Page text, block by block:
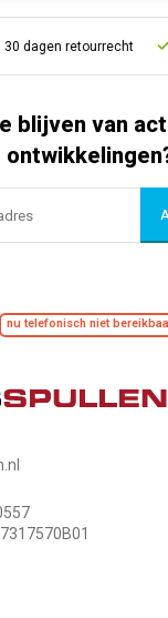
30 dagen retourrecht
blijven van
nu telefonisch niet